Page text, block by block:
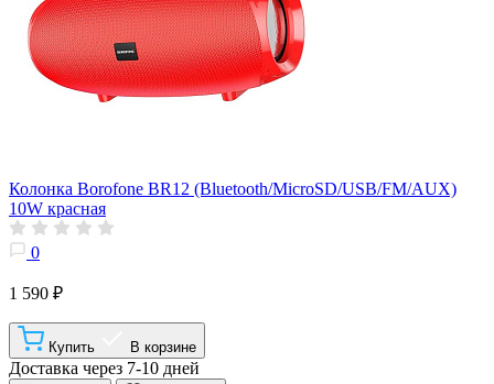
Колонка Borofone BR12 (Bluetooth/MicroSD/USB/FM/AUX)
10W красная
0
1 590 ₽
Купить В корзине
Доставка через 7-10 дней